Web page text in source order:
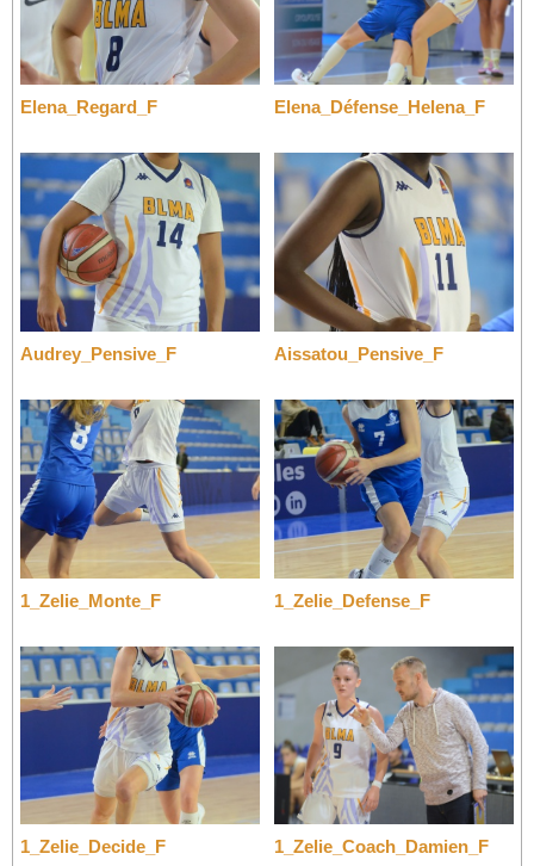
Elena_Regard_F Elena_Défense_Helena_F
Audrey_Pensive_F Aissatou_Pensive_F
1_Zelie_Monte_F 1_Zelie_Defense_F
1_Zelie_Decide_F 1_Zelie_Coach_Damien_F